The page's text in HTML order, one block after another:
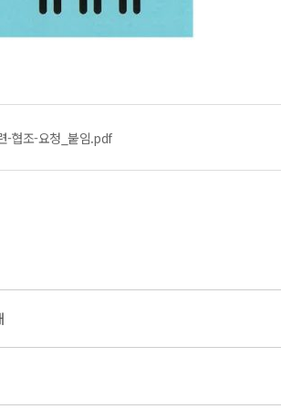
-협조-요청_붙임.pdf